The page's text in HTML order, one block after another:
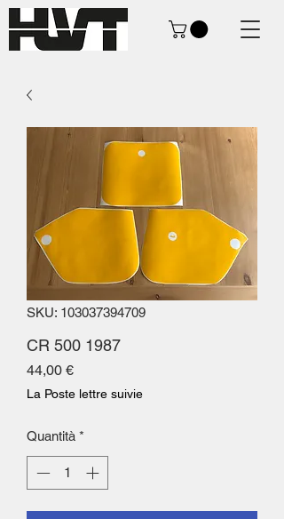
SKU: 103037394709
CR 500 1987
44,00 €Prezzo
La Poste lettre suivie
Quantità *